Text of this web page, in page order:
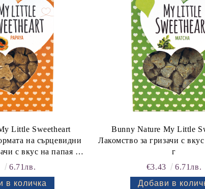
Little Sweetheart
на сърцевидни
с вкус на папая 30
г6.71лв.
Bunny Nature My Little
Лакомство за гризачи с
г
€3.43
6.71лв.